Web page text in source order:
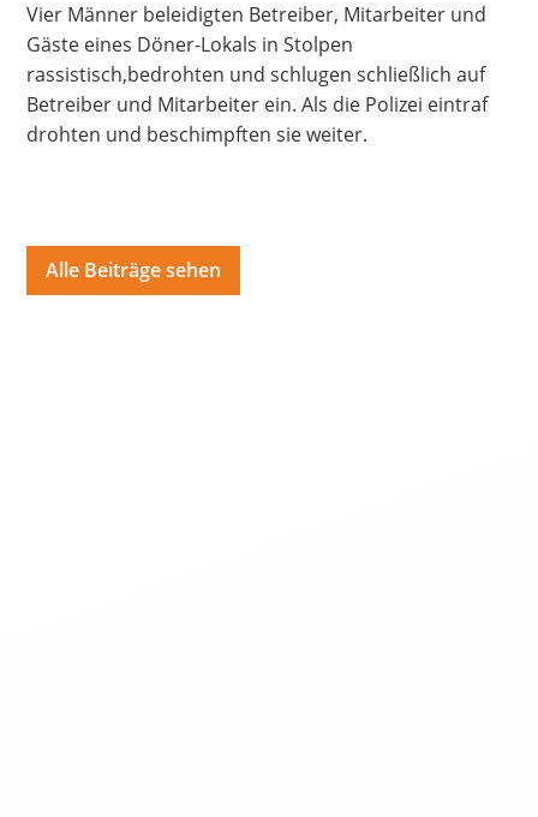
Deutsch العربية Český English
Italiano
Kurdí فارسی Polski
Português
Русский
Español ትግርኛ Türkçe
Vier Männer beleidigten Betreiber, Mitarbeiter und
Gäste eines Döner-Lokals in Stolpen
rassistisch,bedrohten und schlugen schließlich auf
Betreiber und Mitarbeiter ein. Als die Polizei eintraf
drohten und beschimpften sie weiter.
Alle Beiträge sehen